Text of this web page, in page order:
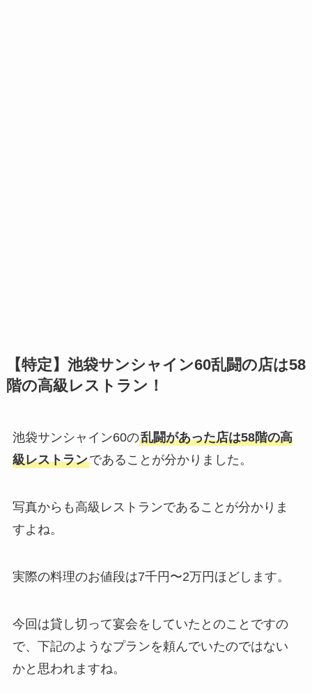
【特定】池袋サンシャイン60乱闘の店は58
階の高級レストラン！
池袋サンシャイン60の乱闘があった店は58階の高
級レストランであることが分かりました。
写真からも高級レストランであることが分かりま
すよね。
実際の料理のお値段は7千円〜2万円ほどします。
今回は貸し切って宴会をしていたとのことですの
で、下記のようなプランを頼んでいたのではない
かと思われますね。